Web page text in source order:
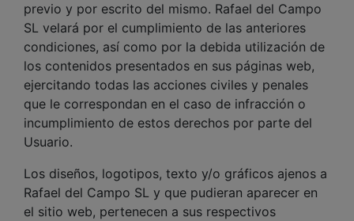
previo y por escrito del mismo. Rafael del Campo
SL velará por el cumplimiento de las anteriores
condiciones, así como por la debida utilización de
los contenidos presentados en sus páginas web,
ejercitando todas las acciones civiles y penales
que le correspondan en el caso de infracción o
incumplimiento de estos derechos por parte del
Usuario.
Los diseños, logotipos, texto y/o gráficos ajenos a
Rafael del Campo SL y que pudieran aparecer en
el sitio web, pertenecen a sus respectivos